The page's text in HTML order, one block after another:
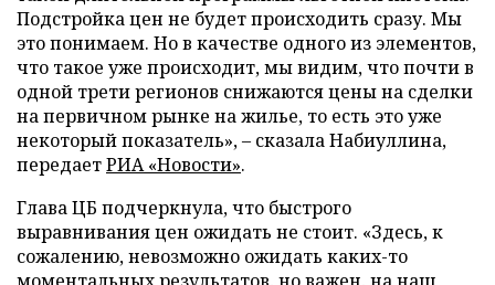
Подстройка цен не будет происходить сразу. Мы
это понимаем. Но в качестве одного из элементов,
что такое уже происходит, мы видим, что почти в
одной трети регионов снижаются цены на сделки
на первичном рынке на жилье, то есть это уже
некоторый показатель», – сказала Набиуллина,
передаетРИА «Новости».
Глава ЦБ подчеркнула, что быстрого
выравнивания цен ожидать не стоит. «Здесь, к
сожалению, невозможно ожидать каких-то